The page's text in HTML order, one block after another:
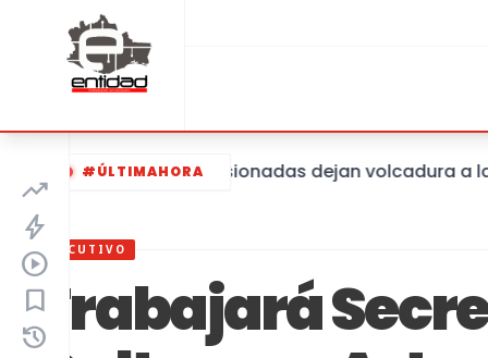
#ÚLTIMAHORA
Dos personas lesionadas dejan volcadura a la
trending_up
bolt
play_circle
bookmark
history
EJECUTIVO
Trabajará